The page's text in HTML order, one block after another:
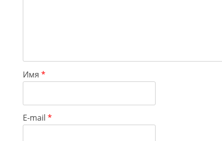
Имя *
E-mail *